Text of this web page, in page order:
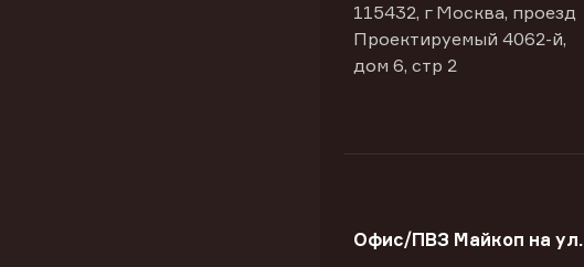
115432, г Москва, проезд
Проектируемый 4062-й,
дом 6, стр 2
Офис/ПВЗ Майкоп на ул.